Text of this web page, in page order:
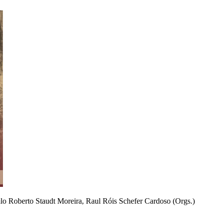
Roberto Staudt Moreira, Raul Róis Schefer Cardoso (Orgs.)